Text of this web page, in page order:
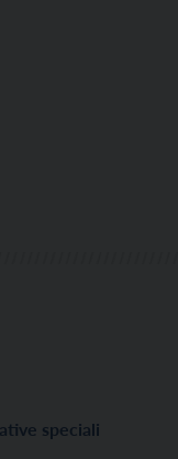
speciali